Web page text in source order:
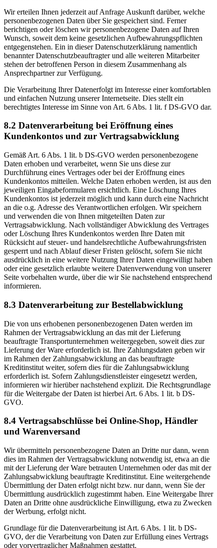
Wir erteilen Ihnen jederzeit auf Anfrage Auskunft darüber, welche
personenbezogenen Daten über Sie gespeichert sind. Ferner
berichtigen oder löschen wir personenbezogene Daten auf Ihren
Wunsch, soweit dem keine gesetzlichen Aufbewahrungspflichten
entgegenstehen. Ein in dieser Datenschutzerklärung namentlich
benannter Datenschutzbeauftragter und alle weiteren Mitarbeiter
stehen der betroffenen Person in diesem Zusammenhang als
Ansprechpartner zur Verfügung.
Die Verarbeitung Ihrer Datenerfolgt im Interesse einer komfortablen
und einfachen Nutzung unserer Internetseite. Dies stellt ein
berechtigtes Interesse im Sinne von Art. 6 Abs. 1 lit. f DS-GVO dar.
8.2 Datenverarbeitung bei Eröffnung eines
Kundenkontos und zur Vertragsabwicklung
Gemäß Art. 6 Abs. 1 lit. b DS-GVO werden personenbezogene
Daten erhoben und verarbeitet, wenn Sie uns diese zur
Durchführung eines Vertrages oder bei der Eröffnung eines
Kundenkontos mitteilen. Welche Daten erhoben werden, ist aus den
jeweiligen Eingabeformularen ersichtlich. Eine Löschung Ihres
Kundenkontos ist jederzeit möglich und kann durch eine Nachricht
an die o.g. Adresse des Verantwortlichen erfolgen. Wir speichern
und verwenden die von Ihnen mitgeteilten Daten zur
Vertragsabwicklung. Nach vollständiger Abwicklung des Vertrages
oder Löschung Ihres Kundenkontos werden Ihre Daten mit
Rücksicht auf steuer- und handelsrechtliche Aufbewahrungsfristen
gesperrt und nach Ablauf dieser Fristen gelöscht, sofern Sie nicht
ausdrücklich in eine weitere Nutzung Ihrer Daten eingewilligt haben
oder eine gesetzlich erlaubte weitere Datenverwendung von unserer
Seite vorbehalten wurde, über die wir Sie nachstehend entsprechend
informieren.
8.3 Datenverarbeitung zur Bestellabwicklung
Die von uns erhobenen personenbezogenen Daten werden im
Rahmen der Vertragsabwicklung an das mit der Lieferung
beauftragte Transportunternehmen weitergegeben, soweit dies zur
Lieferung der Ware erforderlich ist. Ihre Zahlungsdaten geben wir
im Rahmen der Zahlungsabwicklung an das beauftragte
Kreditinstitut weiter, sofern dies für die Zahlungsabwicklung
erforderlich ist. Sofern Zahlungsdienstleister eingesetzt werden,
informieren wir hierüber nachstehend explizit. Die Rechtsgrundlage
für die Weitergabe der Daten ist hierbei Art. 6 Abs. 1 lit. b DS-
GVO.
8.4 Vertragsabschlüsse bei Online-Shop, Händler
und Warenversand
Wir übermitteln personenbezogene Daten an Dritte nur dann, wenn
dies im Rahmen der Vertragsabwicklung notwendig ist, etwa an die
mit der Lieferung der Ware betrauten Unternehmen oder das mit der
Zahlungsabwicklung beauftragte Kreditinstitut. Eine weitergehende
Übermittlung der Daten erfolgt nicht bzw. nur dann, wenn Sie der
Übermittlung ausdrücklich zugestimmt haben. Eine Weitergabe Ihrer
Daten an Dritte ohne ausdrückliche Einwilligung, etwa zu Zwecken
der Werbung, erfolgt nicht.
Grundlage für die Datenverarbeitung ist Art. 6 Abs. 1 lit. b DS-
GVO, der die Verarbeitung von Daten zur Erfüllung eines Vertrags
oder vorvertraglicher Maßnahmen gestattet.